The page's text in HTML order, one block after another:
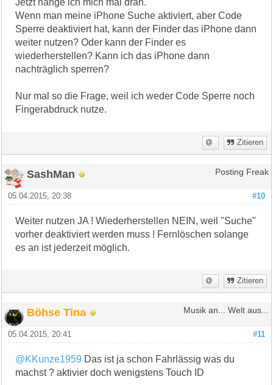
Jetzt hänge ich mich mal dran.
Wenn man meine iPhone Suche aktiviert, aber Code
Sperre deaktiviert hat, kann der Finder das iPhone dann
weiter nutzen? Oder kann der Finder es
wiederherstellen? Kann ich das iPhone dann
nachträglich sperren?
Nur mal so die Frage, weil ich weder Code Sperre noch
Fingerabdruck nutze.
Zitieren
SashMan Posting Freak
#10
05.04.2015, 20:38
Weiter nutzen JA ! Wiederherstellen NEIN, weil "Suche"
vorher deaktiviert werden muss ! Fernlöschen solange
es an ist jederzeit möglich.
Zitieren
Böhse Tina Musik an... Welt aus...
#11
05.04.2015, 20:41
@KKunze1959 Das ist ja schon Fahrlässig was du
machst ? aktivier doch wenigstens Touch ID